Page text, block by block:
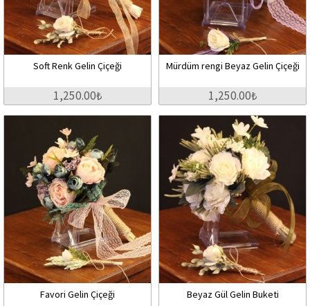
Soft Renk Gelin Çiçeği
1,250.00₺
Mürdüm rengi Beyaz Gelin Çiçeği
1,250.00₺
Favori Gelin Çiçeği Beyaz Gül Gelin Buketi